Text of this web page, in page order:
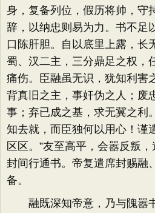
身，复备列位，假历将帅，守
辞，以纳忠则易为力。书不足
口陈肝胆。自以底里上露，长
蜀、汉二主，三分鼎足之权，
痛伤。臣融虽无识，犹知利害
背真旧之主，事奸伪之人；废
事；弃已成之基，求无冀之利
知去就，而臣独何以用心！谨
区区。”友至高平，会嚣反叛
封间行通书。帝复遣席封赐融
备。
融既深知帝意，乃与隗嚣书